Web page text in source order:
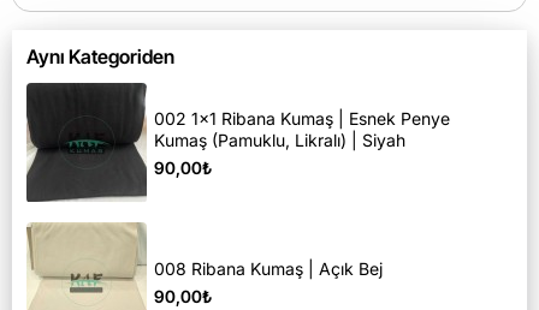
Aynı Kategoriden
002 1x1 Ribana Kumaş | Esnek Penye
Kumaş (Pamuklu, Likralı) | Siyah
90,00₺
008 Ribana Kumaş | Açık Bej
90,00₺